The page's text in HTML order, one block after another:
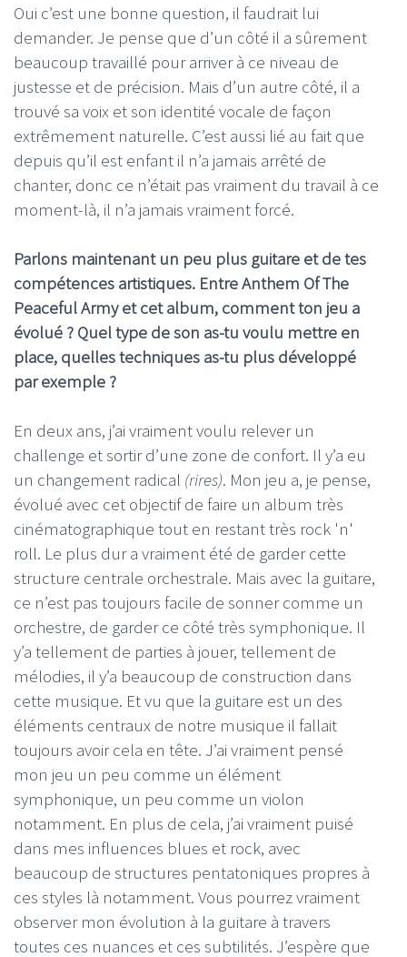
Oui c’est une bonne question, il faudrait lui
demander. Je pense que d’un côté il a sûrement
beaucoup travaillé pour arriver à ce niveau de
justesse et de précision. Mais d’un autre côté, il a
trouvé sa voix et son identité vocale de façon
extrêmement naturelle. C’est aussi lié au fait que
depuis qu’il est enfant il n’a jamais arrêté de
chanter, donc ce n’était pas vraiment du travail à ce
moment-là, il n’a jamais vraiment forcé.
Parlons maintenant un peu plus guitare et de tes
compétences artistiques. Entre Anthem Of The
Peaceful Army et cet album, comment ton jeu a
évolué ? Quel type de son as-tu voulu mettre en
place, quelles techniques as-tu plus développé
par exemple ?
En deux ans, j’ai vraiment voulu relever un
challenge et sortir d’une zone de confort. Il y’a eu
un changement radical (rires). Mon jeu a, je pense,
évolué avec cet objectif de faire un album très
cinématographique tout en restant très rock 'n'
roll. Le plus dur a vraiment été de garder cette
structure centrale orchestrale. Mais avec la guitare,
ce n’est pas toujours facile de sonner comme un
orchestre, de garder ce côté très symphonique. Il
y’a tellement de parties à jouer, tellement de
mélodies, il y’a beaucoup de construction dans
cette musique. Et vu que la guitare est un des
éléments centraux de notre musique il fallait
toujours avoir cela en tête. J’ai vraiment pensé
mon jeu un peu comme un élément
symphonique, un peu comme un violon
notamment. En plus de cela, j’ai vraiment puisé
dans mes influences blues et rock, avec
beaucoup de structures pentatoniques propres à
ces styles là notamment. Vous pourrez vraiment
observer mon évolution à la guitare à travers
toutes ces nuances et ces subtilités. J’espère que